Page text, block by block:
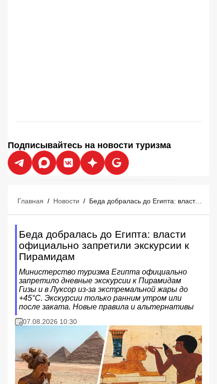
Подписывайтесь на новости туризма
Главная / Новости / Беда добралась до Египта: власти официально запретили экскурсии к Пирамидам
Беда добралась до Египта: власти
официально запретили экскурсии к
Пирамидам
Министерство туризма Египта официально
запретило дневные экскурсии к Пирамидам
Гизы и в Луксор из-за экстремальной жары до
+45°C. Экскурсии только ранним утром или
после заката. Новые правила и альтернативы
07.08.2026 10:30